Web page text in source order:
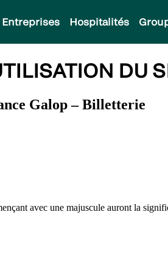
Entreprises Hospitalités
DU
Galop – Billetterie
avec une majuscule auront la